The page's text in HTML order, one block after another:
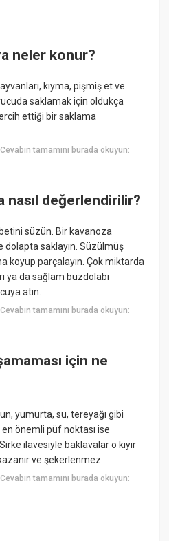
neler konur?
kıyma, pişmiş et ve
saklamak için oldukça
ettiği bir saklama
Cevabın tamamını burada okuyun:
nasıl değerlendirilir?
süzün. Bir kavanoza
dolapta saklayın. Süzülmüş
koyup parçalayın. Çok miktarda
ya da sağlam buzdolabı
atın.
Cevabın tamamını burada okuyun:
için ne
yumurta, su, tereyağı gibi
önemli püf noktası ise
ilavesiyle baklavalar o kıyır
ve şekerlenmez.
Cevabın tamamını burada okuyun: